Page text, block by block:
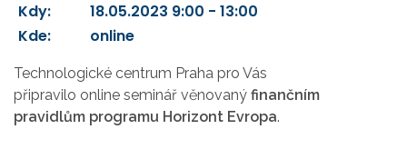
Kdy:
18.05.2023 9:00 - 13:00
Kde:
online
Technologické centrum Praha pro Vás
připravilo online seminář věnovaný finančním
pravidlům programu Horizont Evropa.